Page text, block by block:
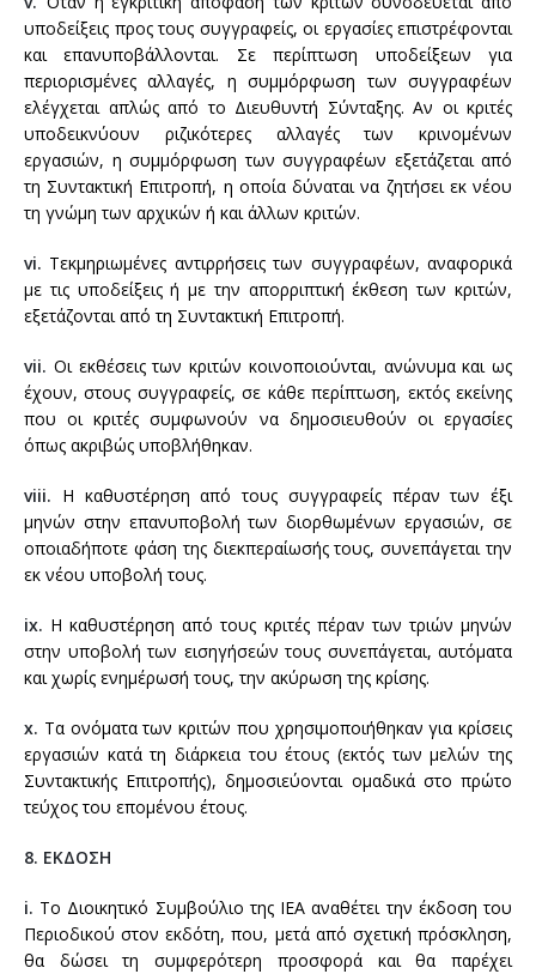
υποδείξεις προς τους συγγραφείς, οι εργασίες επιστρέφονται
και επανυποβάλλονται. Σε περίπτωση υποδείξεων για
περιορισμένες αλλαγές, η συμμόρφωση των συγγραφέων
ελέγχεται απλώς από το Διευθυντή Σύνταξης. Αν οι κριτές
υποδεικνύουν ριζικότερες αλλαγές των κρινομένων
εργασιών, η συμμόρφωση των συγγραφέων εξετάζεται από
τη Συντακτική Επιτροπή, η οποία δύναται να ζητήσει εκ νέου
τη γνώμη των αρχικών ή και άλλων κριτών.
vi. Τεκμηριωμένες αντιρρήσεις των συγγραφέων, αναφορικά
με τις υποδείξεις ή με την απορριπτική έκθεση των κριτών,
εξετάζονται από τη Συντακτική Επιτροπή.
vii. Οι εκθέσεις των κριτών κοινοποιούνται, ανώνυμα και ως
έχουν, στους συγγραφείς, σε κάθε περίπτωση, εκτός εκείνης
που οι κριτές συμφωνούν να δημοσιευθούν οι εργασίες
όπως ακριβώς υποβλήθηκαν.
viii. Η καθυστέρηση από τους συγγραφείς πέραν των έξι
μηνών στην επανυποβολή των διορθωμένων εργασιών, σε
οποιαδήποτε φάση της διεκπεραίωσής τους, συνεπάγεται την
εκ νέου υποβολή τους.
ix. Η καθυστέρηση από τους κριτές πέραν των τριών μηνών
στην υποβολή των εισηγήσεών τους συνεπάγεται, αυτόματα
και χωρίς ενημέρωσή τους, την ακύρωση της κρίσης.
x. Τα ονόματα των κριτών που χρησιμοποιήθηκαν για κρίσεις
εργασιών κατά τη διάρκεια του έτους (εκτός των μελών της
Συντακτικής Επιτροπής), δημοσιεύονται ομαδικά στο πρώτο
τεύχος του επομένου έτους.
8. ΕΚΔΟΣΗ
i. Το Διοικητικό Συμβούλιο της ΙΕΑ αναθέτει την έκδοση του
Περιοδικού στον εκδότη, που, μετά από σχετική πρόσκληση,
θα δώσει τη συμφερότερη προσφορά και θα παρέχει